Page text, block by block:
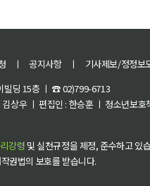
ㅣ 공지사항 ㅣ 기사제보/정정보
빌딩 15층 ㅣ ☎ 02)799-6713
상우 ㅣ 편집인 : 한승훈 ㅣ 청소년보호
강령 및 실천규정을 제정, 준수하고 있
권법의 보호를 받습니다.